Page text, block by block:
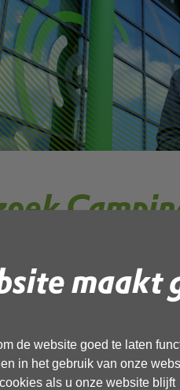
maakt
de website goed te laten
in het gebruik van onze
als u onze website blijft